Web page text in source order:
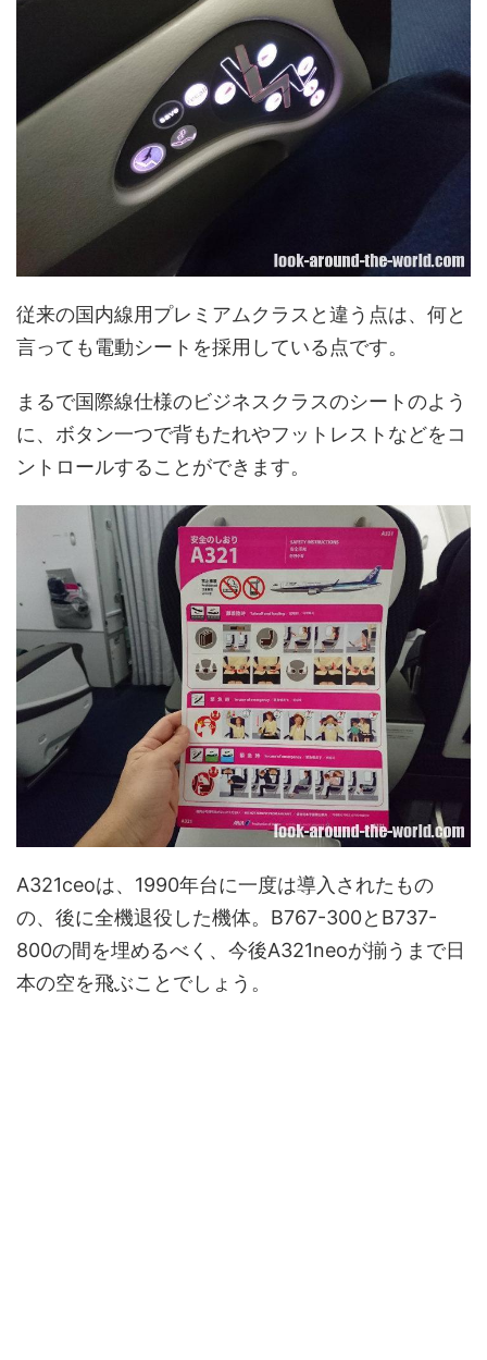
従来の国内線用プレミアムクラスと違う点は、何と
言っても電動シートを採用している点です。
まるで国際線仕様のビジネスクラスのシートのよう
に、ボタン一つで背もたれやフットレストなどをコ
ントロールすることができます。
A321ceoは、1990年台に一度は導入されたもの
の、後に全機退役した機体。B767-300とB737-
800の間を埋めるべく、今後A321neoが揃うまで日
本の空を飛ぶことでしょう。